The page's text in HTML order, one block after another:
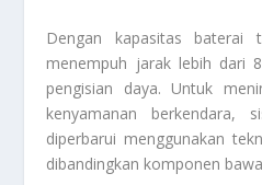
Dengan kapasitas baterai
menempuh jarak lebih dari
pengisian daya. Untuk
kenyamanan berkendara,
diperbarui menggunakan
dibandingkan komponen